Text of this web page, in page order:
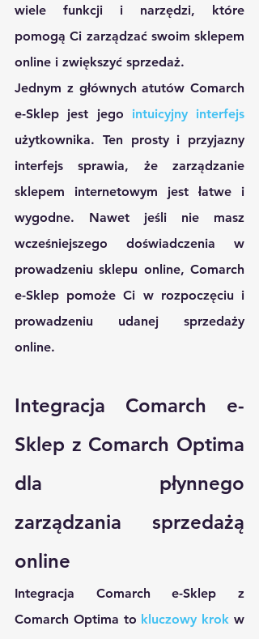
wiele funkcji i narzędzi, które
pomogą Ci zarządzać swoim sklepem
online i zwiększyć sprzedaż.
Jednym z głównych atutów Comarch
e-Sklep jest jego intuicyjny interfejs
użytkownika. Ten prosty i przyjazny
interfejs sprawia, że ​​zarządzanie
sklepem internetowym jest łatwe i
wygodne. Nawet jeśli nie masz
wcześniejszego doświadczenia w
prowadzeniu sklepu online, Comarch
e-Sklep pomoże Ci w rozpoczęciu i
prowadzeniu udanej sprzedaży
online.
Integracja Comarch e-
Sklep z Comarch Optima
dla płynnego
zarządzania sprzedażą
online
Integracja Comarch e-Sklep z
Comarch Optima to kluczowy krok w